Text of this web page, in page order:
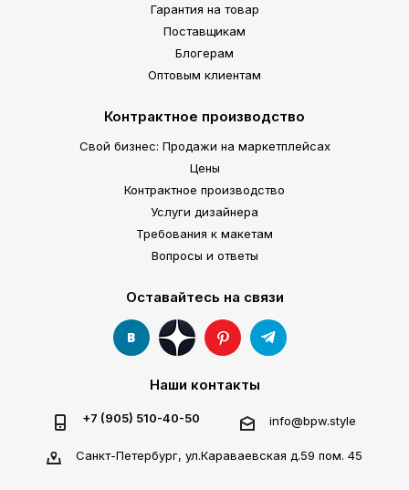
Гарантия на товар
Поставщикам
Блогерам
Оптовым клиентам
Контрактное производство
Свой бизнес: Продажи на маркетплейсах
Цены
Контрактное производство
Услуги дизайнера
Требования к макетам
Вопросы и ответы
Оставайтесь на связи
Наши контакты
+7 (905) 510-40-50 info@bpw.style
Санкт-Петербург, ул.Караваевская д.59 пом. 45